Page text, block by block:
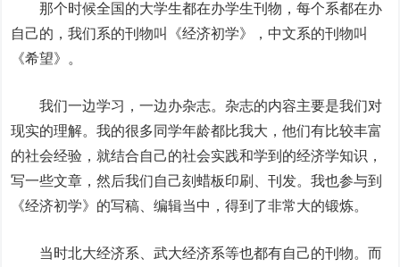
那个时候全国的大学生都在办学生刊物，每个系都在办
自己的，我们系的刊物叫《经济初学》，中文系的刊物叫
《希望》。
我们一边学习，一边办杂志。杂志的内容主要是我们对
现实的理解。我的很多同学年龄都比我大，他们有比较丰富
的社会经验，就结合自己的社会实践和学到的经济学知识，
写一些文章，然后我们自己刻蜡板印刷、刊发。我也参与到
《经济初学》的写稿、编辑当中，得到了非常大的锻炼。
当时北大经济系、武大经济系等也都有自己的刊物。而